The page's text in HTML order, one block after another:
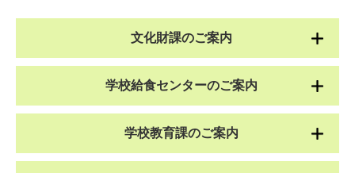
文化財課のご案内
学校給食センターのご案内
学校教育課のご案内